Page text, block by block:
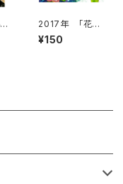
2017年 「花の
虹」絵はがき
¥150